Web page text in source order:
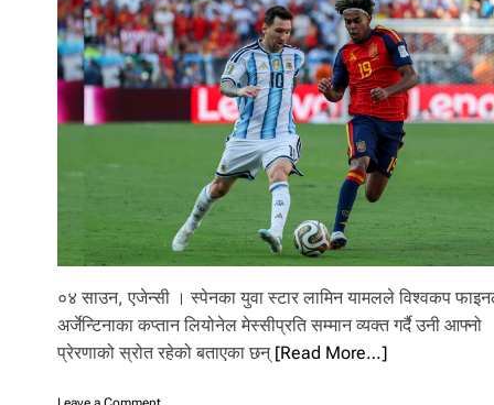
न
मै
ले
दे
०४ साउन, एजेन्सी । स्पेनका युवा स्टार लामिन यामलले विश्वकप
अर्जेन्टिनाका कप्तान लियोनेल मेस्सीप्रति सम्मान व्यक्त गर्दै उनी आफ्नो
प्रेरणाको स्रोत रहेको बताएका छन् [Read More…]